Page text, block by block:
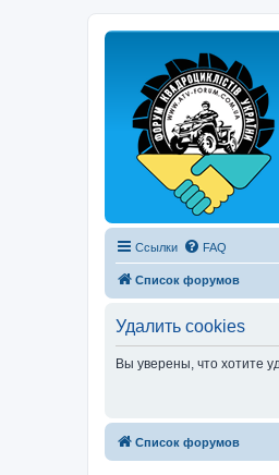
Ссылки FAQ
Список форумов
Удалить cookies
Вы уверены, что хотите
Список форумов